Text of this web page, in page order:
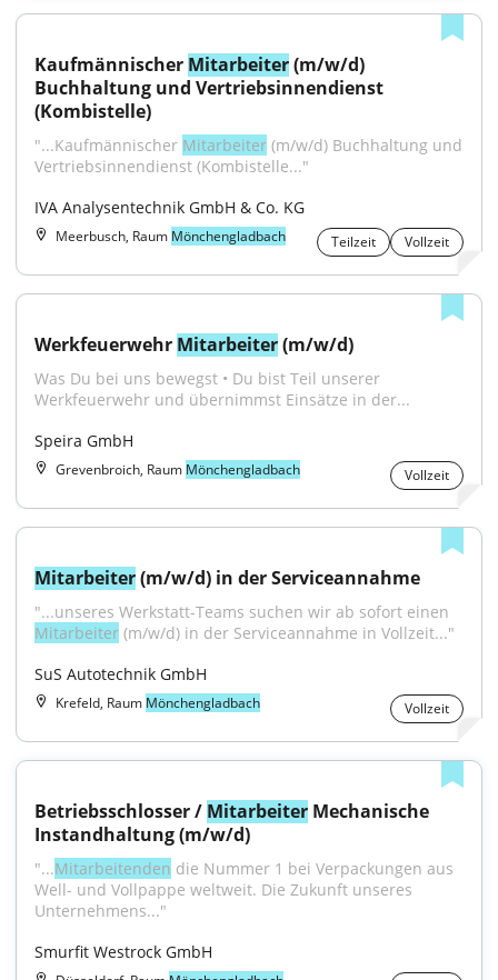
Kaufmännischer Mitarbeiter (m/w/d)
Buchhaltung und Vertriebsinnendienst
(Kombistelle)
"...Kaufmännischer Mitarbeiter (m/w/d) Buchhaltung und
Vertriebsinnendienst (Kombistelle..."
IVA Analysentechnik GmbH & Co. KG
Meerbusch, Raum Mönchengladbach Teilzeit Vollzeit
Werkfeuerwehr Mitarbeiter (m/w/d)
Was Du bei uns bewegst • Du bist Teil unserer
Werkfeuerwehr und übernimmst Einsätze in der...
Speira GmbH
Grevenbroich, Raum Mönchengladbach Vollzeit
Mitarbeiter (m/w/d) in der Serviceannahme
Mitarbeiter (m/w/d) in der Serviceannahme in Vollzeit..."
SuS Autotechnik GmbH
Krefeld, Raum Mönchengladbach Vollzeit
Betriebsschlosser / Mitarbeiter Mechanische
Instandhaltung (m/w/d)
"...Mitarbeitenden die Nummer 1 bei Verpackungen aus
Well- und Vollpappe weltweit. Die Zukunft unseres
Unter­nehmens..."
Smurfit Westrock GmbH